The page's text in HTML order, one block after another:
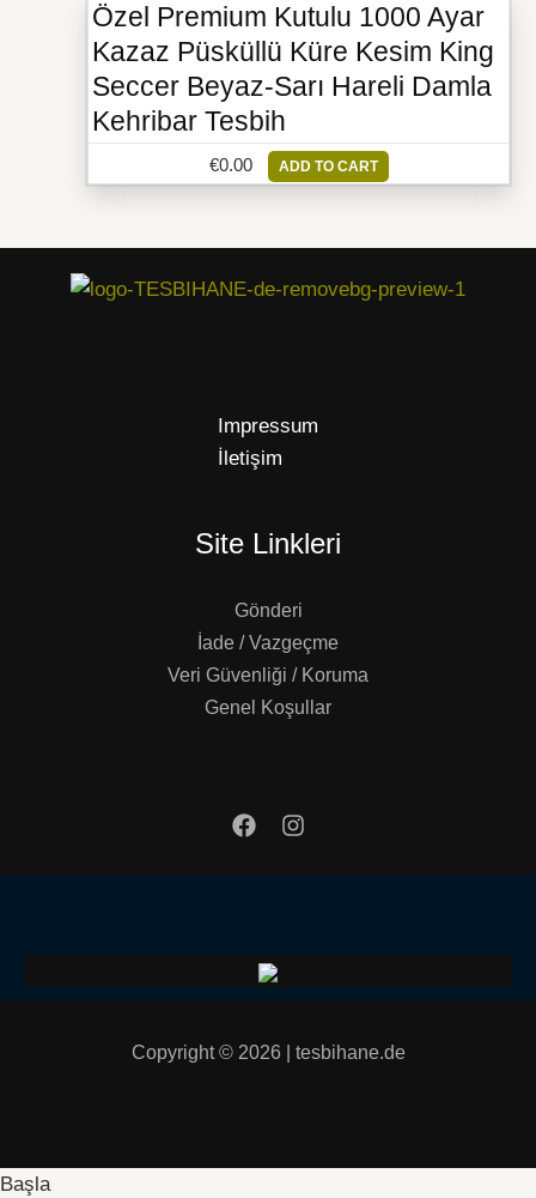
Özel Premium Kutulu 1000 Ayar
Kazaz Püsküllü Küre Kesim King
Seccer Beyaz-Sarı Hareli Damla
Kehribar Tesbih
€0.00 ADD TO CART
Impressum
İletişim
Site Linkleri
Gönderi
İade / Vazgeçme
Veri Güvenliği / Koruma
Genel Koşullar
Copyright © 2026 | tesbihane.de
Başla